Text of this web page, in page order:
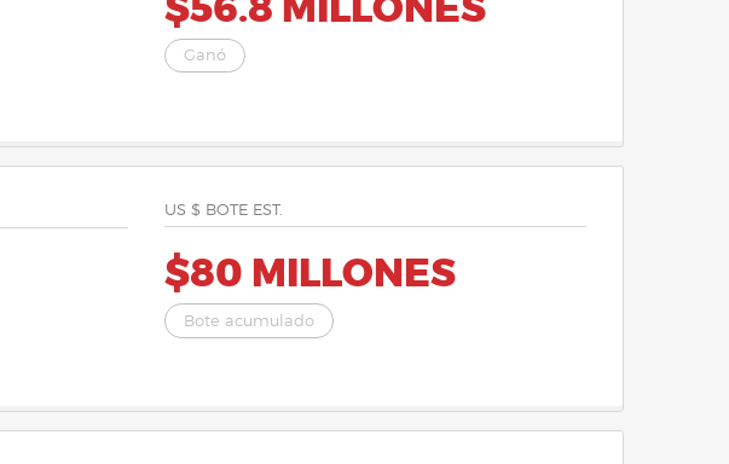
Ganó
US $ BOTE EST.
$80 MILLONES
Bote acumulado